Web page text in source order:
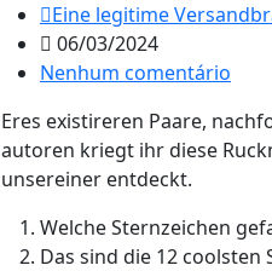
Eine legitime
06/03/2024
Nenhum comentário
Eres existireren Paare,
autoren kriegt ihr diese
unsereiner entdeckt.
Welche Sternzeichen
Das sind die 12 coolsten